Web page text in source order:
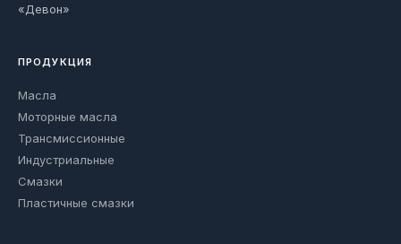
«Девон»
ПРОДУКЦИЯ
Масла
Моторные масла
Трансмиссионные
Индустриальные
Смазки
Пластичные смазки